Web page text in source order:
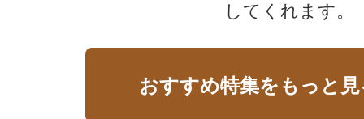
してくれます。
おすすめ特集をもっと